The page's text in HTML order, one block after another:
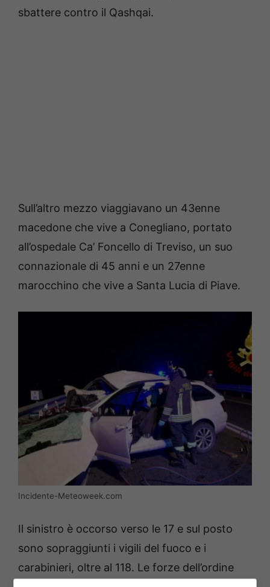
sbattere contro il Qashqai.
Sull’altro mezzo viaggiavano un 43enne
macedone che vive a Conegliano, portato
all’ospedale Ca’ Foncello di Treviso, un suo
connazionale di 45 anni e un 27enne
marocchino che vive a Santa Lucia di Piave.
Incidente-Meteoweek.com
Il sinistro è occorso verso le 17 e sul posto
sono sopraggiunti i vigili del fuoco e i
carabinieri, oltre al 118. Le forze dell’ordine